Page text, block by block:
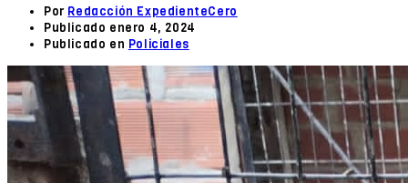
Por Redacción ExpedienteCero
Publicado enero 4, 2024
Publicado en Policiales